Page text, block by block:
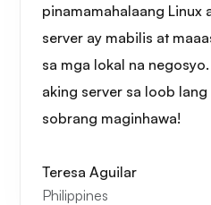
pinamamahalaang Linux
server ay mabilis at
sa mga lokal na
aking server sa loob
sobrang maginhawa!
Teresa Aguilar
Philippines